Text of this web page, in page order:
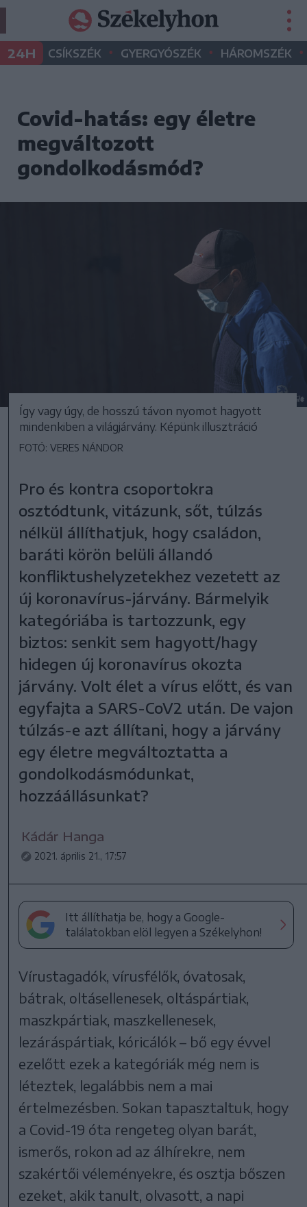
24H CSÍKSZÉK • GYERGYÓSZÉK • HÁROMSZÉK •
Covid-hatás: egy életre
megváltozott
gondolkodásmód?
Így vagy úgy, de hosszú távon nyomot hagyott
mindenkiben a világjárvány. Képünk illusztráció
FOTÓ: VERES NÁNDOR
Pro és kontra csoportokra
osztódtunk, vitázunk, sőt, túlzás
nélkül állíthatjuk, hogy családon,
baráti körön belüli állandó
konfliktushelyzetekhez vezetett az
új koronavírus-járvány. Bármelyik
kategóriába is tartozzunk, egy
biztos: senkit sem hagyott/hagy
hidegen új koronavírus okozta
járvány. Volt élet a vírus előtt, és van
egyfajta a SARS-CoV2 után. De vajon
túlzás-e azt állítani, hogy a járvány
egy életre megváltoztatta a
gondolkodásmódunkat,
hozzáállásunkat?
Kádár Hanga
2021. április 21., 17:57
Itt állíthatja be, hogy a Google-
találatokban elöl legyen a Székelyhon!
Vírustagadók, vírusfélők, óvatosak,
bátrak, oltásellenesek, oltáspártiak,
maszkpártiak, maszkellenesek,
lezáráspártiak, kóricálók – bő egy évvel
ezelőtt ezek a kategóriák még nem is
léteztek, legalábbis nem a mai
értelmezésben. Sokan tapasztaltuk, hogy
a Covid-19 óta rengeteg olyan barát,
ismerős, rokon ad az álhírekre, nem
szakértői véleményekre, és osztja bőszen
ezeket, akik tanult, olvasott, a napi